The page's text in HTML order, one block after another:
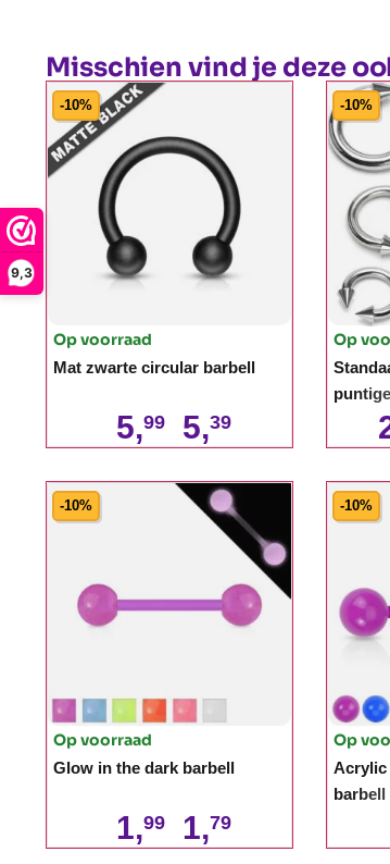
9,3
Misschien vind je deze
-10%
Op voorraad
Mat zwarte circular barbell
5,99 5,39
-10%
Op
-10%
Op voorraad
Glow in the dark barbell
1,99 1,79
-10%
Op
Acrylic
barbell